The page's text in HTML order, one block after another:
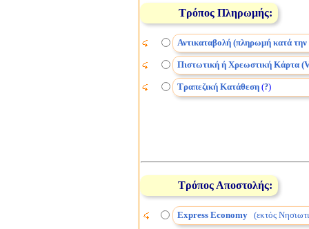
Τρόπος Πληρωμής:
Αντικαταβολή (πληρωμή κατά
Πιστωτική ή Χρεωστική Κάρτα
Τραπεζική Κατάθεση(?)
Τρόπος Αποστολής:
Express Economy(εκτός